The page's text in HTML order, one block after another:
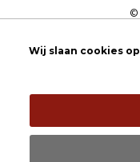
Wij slaan cookies